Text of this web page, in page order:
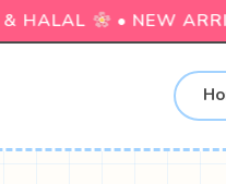
HALAL • NEW